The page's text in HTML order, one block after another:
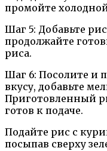
промойте
Шаг 5: Добавьте
продолжайте
риса.
Шаг 6: Посолите и
вкусу, добавьте
Приготовленный
готов к подаче.
Подайте рис с
посыпав сверху